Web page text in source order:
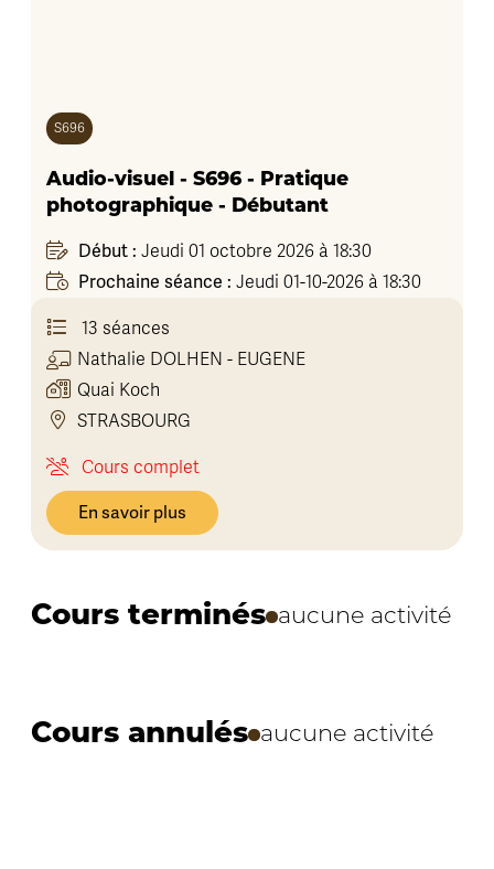
S696
Audio-visuel - S696 - Pratique
photographique - Débutant
Début : Jeudi 01 octobre 2026 à 18:30
Prochaine séance : Jeudi 01-10-2026 à 18:30
13 séances
Nathalie DOLHEN - EUGENE
Quai Koch
STRASBOURG
Cours complet
En savoir plus
Cours terminés aucune activité
Cours annulés aucune activité